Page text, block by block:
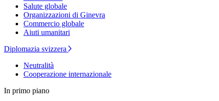
Salute globale
Organizzazioni di Ginevra
Commercio globale
Aiuti umanitari
Diplomazia svizzera
Neutralità
Cooperazione internazionale
In primo piano